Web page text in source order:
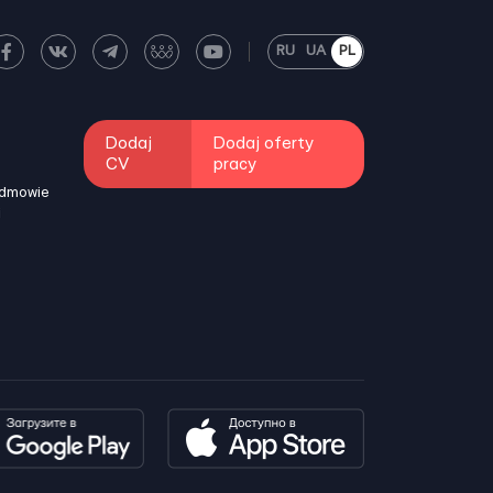
RU UA PL
Dodaj
CV
Dodaj oferty
pracy